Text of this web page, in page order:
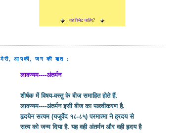
यह विजेट चाहिए?
मेरी, आपकी, जग की बात :
लावण्यम----अंतर्मन
शीर्षक में विषय-वस्तु के बीज समाहित होते हैं.
लावण्यम----अंतर्मन इसी बीज का पल्ल्वीकरण है.
हृदयेन सत्यम (यजुर्वेद १८-८५) परमात्मा ने ह्रदय से
सत्य को जन्म दिया है. यह वही अंतर्मन और वही हृदय है